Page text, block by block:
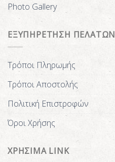
Photo Gallery
ΕΞΥΠΗΡΕΤΗΣΗ ΠΕΛΑΤΩΝ
Τρόποι Πληρωμής
Τρόποι Αποστολής
Πολιτική Επιστροφών
Όροι Χρήσης
ΧΡΗΣΙΜΑ LINK